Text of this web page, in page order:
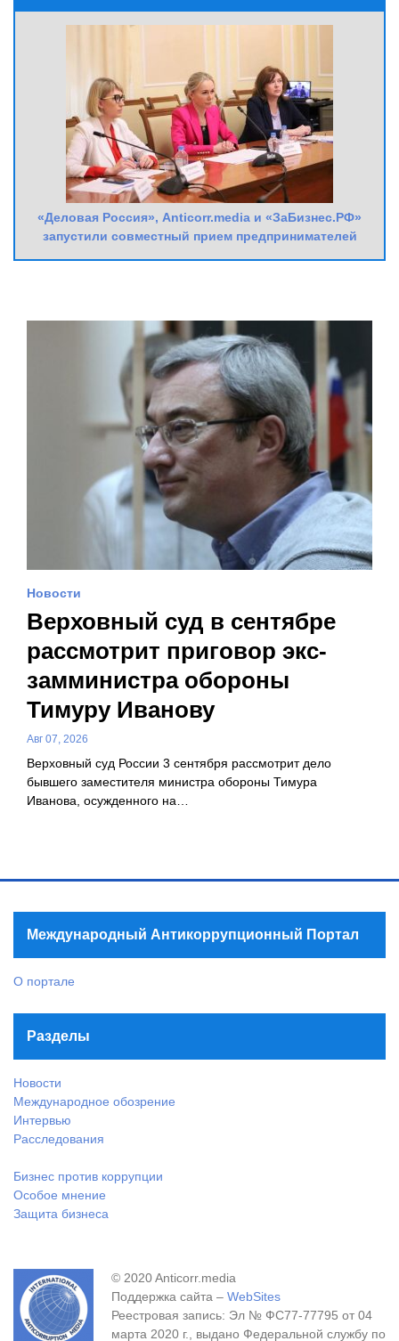
«Деловая Россия», Anticorr.media и «ЗаБизнес.РФ»
запустили совместный прием предпринимателей
Новости
Верховный суд в сентябре
рассмотрит приговор экс-
замминистра обороны
Тимуру Иванову
Авг 07, 2026
Верховный суд России 3 сентября рассмотрит дело
бывшего заместителя министра обороны Тимура
Иванова, осужденного на…
Международный Антикоррупционный Портал
О портале
Разделы
Новости
Международное обозрение
Интервью
Расследования
Бизнес против коррупции
Особое мнение
Защита бизнеса
© 2020 Anticorr.media
Поддержка сайта – WebSites
Реестровая запись: Эл № ФС77-77795 от 04
марта 2020 г., выдано Федеральной службу по